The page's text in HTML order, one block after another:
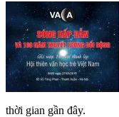
thời gian gần đây.